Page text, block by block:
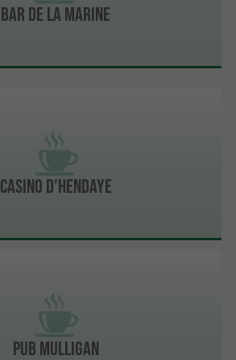
Bar De La Marine
Casino d'Hendaye
Pub Mulligan